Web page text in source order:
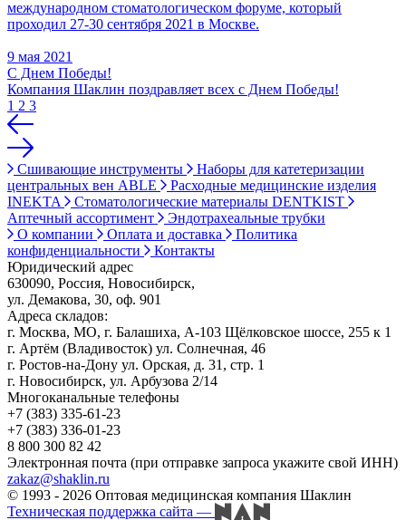
международном стоматологическом форуме, который
проходил 27-30 сентября 2021 в Москве.
9 мая 2021
С Днем Победы!
Компания Шаклин поздравляет всех с Днем Победы!
1 2 3
Сшивающие инструменты
Наборы для катетеризации
центральных вен ABLE
Расходные медицинские изделия
INEKTA
Стоматологические материалы DENTKIST
Аптечный ассортимент
Эндотрахеальные трубки
О компании
Оплата и доставка
Политика
конфиденциальности
Контакты
Юридический адрес
630090, Россия, Новосибирск,
ул. Демакова, 30, оф. 901
Адреса складов:
г. Москва, МО, г. Балашиха, А-103 Щёлковское шоссе, 255 к 1
г. Артём (Владивосток) ул. Солнечная, 46
г. Ростов-на-Дону ул. Орская, д. 31, стр. 1
г. Новосибирск, ул. Арбузова 2/14
Многоканальные телефоны
+7 (383) 335-61-23
+7 (383) 336-01-23
8 800 300 82 42
Электронная почта (при отправке запроса укажите свой ИНН)
zakaz@shaklin.ru
© 1993 - 2026 Оптовая медицинская компания Шаклин
Техническая поддержка сайта —